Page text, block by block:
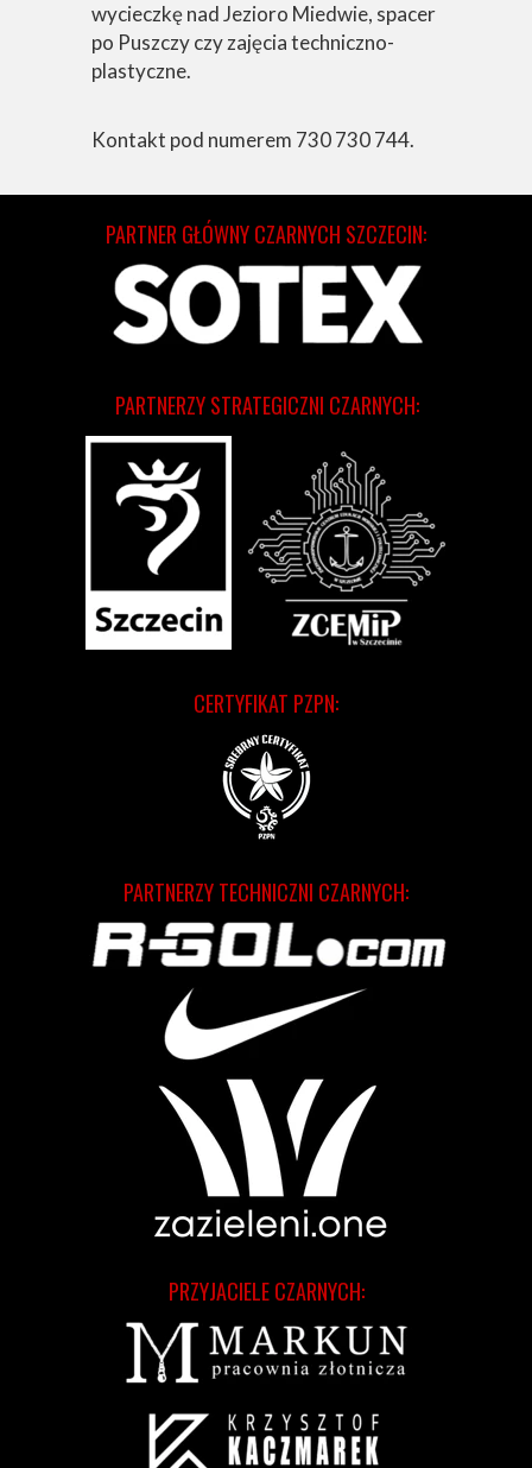
wycieczkę nad Jezioro Miedwie, spacer
po Puszczy czy zajęcia techniczno-
plastyczne.
Kontakt pod numerem 730 730 744.
CERTYFIKAT PZPN:
PRZYJACIELE CZARNYCH:
PARTNERZY TECHNICZNI CZARNYCH:
PARTNERZY STRATEGICZNI CZARNYCH:
PARTNER GŁÓWNY CZARNYCH SZCZECIN: